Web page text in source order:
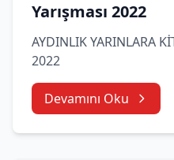
Yarışması 2022
AYDINLIK YARINLARA
2022
Devamını Oku